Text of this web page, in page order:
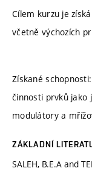
Cílem kurzu je
včetně výchozích
Získané
činnosti prvků jako
modulátory a
ZÁKLADNÍ
SALEH, B.E.A and